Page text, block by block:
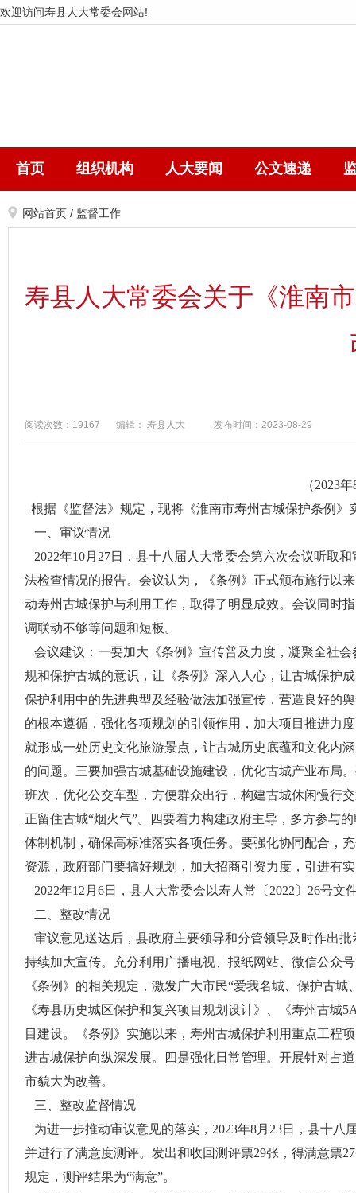
欢迎访问寿县人大常委会网站!
首页 组织机构 人大要闻 公文速递
网站首页 / 监督工作
寿县人大常委会关于《淮南
阅读次数：19167 编辑： 寿县人大 发布时间：2023-08-29
（2023
根据《监督法》规定，现将《淮南市寿州古城保护条例
一、审议情况
2022年10月27日，县十八届人大常委会第六次会议听取
法检查情况的报告。会议认为，《条例》正式颁布施行以
动寿州古城保护与利用工作，取得了明显成效。会议同时
调联动不够等问题和短板。
会议建议：一要加大《条例》宣传普及力度，凝聚全社
规和保护古城的意识，让《条例》深入人心，让古城保护
保护利用中的先进典型及经验做法加强宣传，营造良好的
的根本遵循，强化各项规划的引领作用，加大项目推进力
就形成一处历史文化旅游景点，让古城历史底蕴和文化内
的问题。三要加强古城基础设施建设，优化古城产业布局
班次，优化公交车型，方便群众出行，构建古城休闲慢行
正留住古城“烟火气”。四要着力构建政府主导，多方参与
体制机制，确保高标准落实各项任务。要强化协同配合，
资源，政府部门要搞好规划，加大招商引资力度，引进有
2022年12月6日，县人大常委会以寿人常〔2022〕26号文
二、整改情况
审议意见送达后，县政府主要领导和分管领导及时作出
持续加大宣传。充分利用广播电视、报纸网站、微信公众
《条例》的相关规定，激发广大市民“爱我名城、保护古
《寿县历史城区保护和复兴项目规划设计》、《寿州古
目建设。《条例》实施以来，寿州古城保护利用重点工程
进古城保护向纵深发展。四是强化日常管理。开展针对占
市貌大为改善。
三、整改监督情况
为进一步推动审议意见的落实，2023年8月23日，县十
并进行了满意度测评。发出和收回测评票29张，得满意票
规定，测评结果为“满意”。